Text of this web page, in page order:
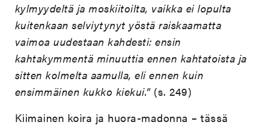
kylmyydeltä ja moskiitoilta, vaikka ei lopulta
kuitenkaan selviytynyt yöstä raiskaamatta
vaimoa uudestaan kahdesti: ensin
kahtakymmentä minuuttia ennen kahtatoista ja
sitten kolmelta aamulla, eli ennen kuin
ensimmäinen kukko kiekui.”(s. 249)
Kiimainen koira ja huora-madonna – tässä